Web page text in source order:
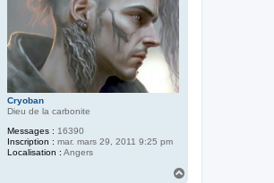
Cryoban
Dieu de la carbonite
Messages : 16390
Inscription : mar. mars 29, 2011 9:25 pm
Localisation : Angers